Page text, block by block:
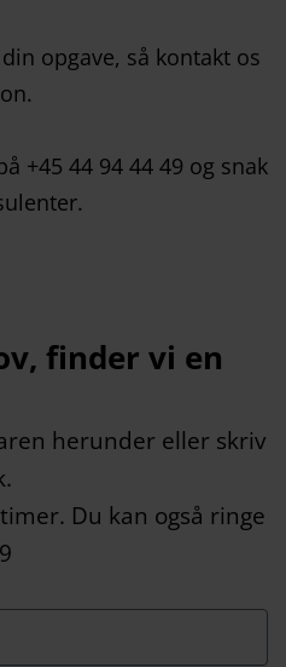
opgave, så kontakt os
+45 44 94 44 49 og snak
finder vi en
herunder eller skriv
Du kan også ringe